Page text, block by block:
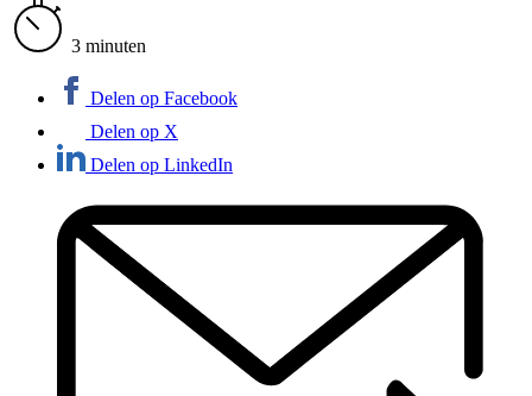
3 minuten
Delen op Facebook
Delen op X
Delen op LinkedIn